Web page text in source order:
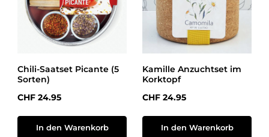
Chili-Saatset Picante (5
Sorten)
Regulärer Preis:
CHF 24.95
In den Warenkorb
Kamille Anzuchtset im
Korktopf
Regulärer Preis:
CHF 24.95
In den Warenkorb